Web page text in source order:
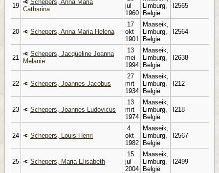
19
Schepers, Anna Maria
Catharina
jul
1960
Limburg,
België
I2565
20 Schepers, Anna Maria Helena
17
okt
1901
Maaseik,
Limburg,
België
I2564
21
Schepers, Jacqueline Joanna
Melanie
13
mei
1994
Maaseik,
Limburg,
België
I2638
22 Schepers, Joannes Jacobus
27
mrt
1934
Maaseik,
Limburg,
België
I212
23 Schepers, Joannes Ludovicus
13
mrt
1974
Maaseik,
Limburg,
België
I218
24 Schepers, Louis Henri
4
okt
1982
Maaseik,
Limburg,
België
I2567
25 Schepers, Maria Elisabeth
15
jul
2004
Maaseik,
Limburg,
België
I2499